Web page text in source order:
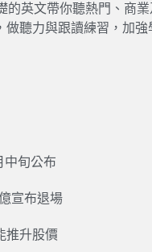
的英文帶你聽熱門、商
聽力與跟讀練習，加強
中旬公布
宣布退場
推升股價